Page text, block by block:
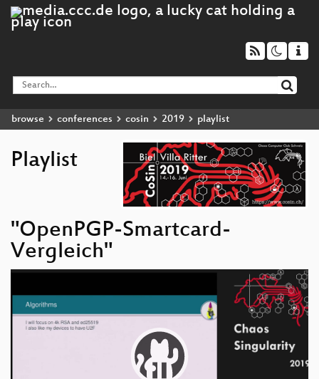
browse conferences cosin 2019 playlist
Playlist
"OpenPGP-Smartcard-
Vergleich"